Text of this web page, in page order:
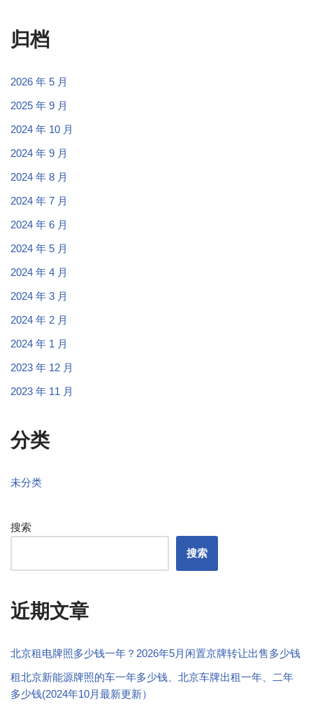
归档
2026 年 5 月
2025 年 9 月
2024 年 10 月
2024 年 9 月
2024 年 8 月
2024 年 7 月
2024 年 6 月
2024 年 5 月
2024 年 4 月
2024 年 3 月
2024 年 2 月
2024 年 1 月
2023 年 12 月
2023 年 11 月
分类
未分类
搜索
搜索
近期文章
北京租电牌照多少钱一年？2026年5月闲置京牌转让出售多少钱
租北京新能源牌照的车一年多少钱、北京车牌出租一年、二年
多少钱(2024年10月最新更新）